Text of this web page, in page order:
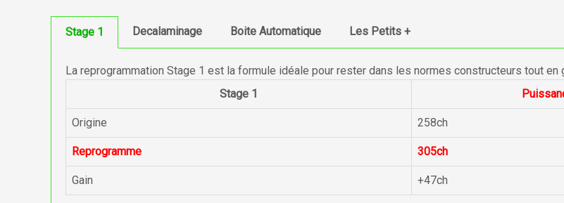
Stage 1 Decalaminage Boite Automatique Les Petits +
La reprogrammation Stage 1 est la formule idéale pour rester dans les normes constructeurs tout en
Stage 1
Origine 258ch
Reprogramme 305ch
Gain +47ch